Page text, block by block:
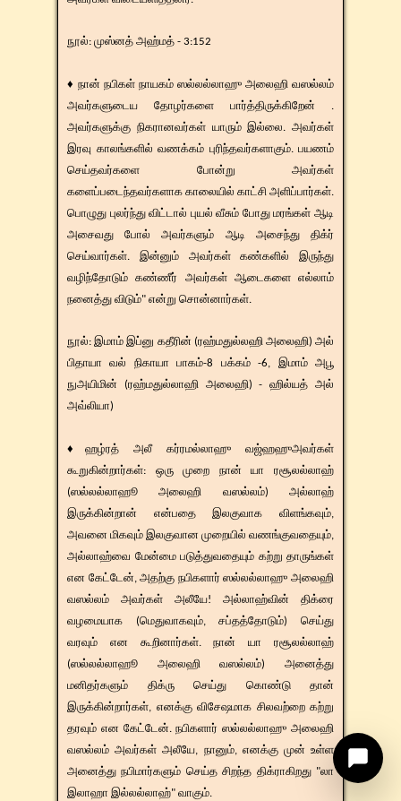
​​நூல்: முஸ்னத் அஹ்மத் - 3:152
♦ நான் நபிகள் நாயகம் ஸல்லல்லாஹு அலைஹி வஸல்லம்
அவர்களுடைய தோழர்களை பார்த்திருக்கிறேன் .
அவர்களுக்கு நிகரானவர்கள் யாரும் இல்லை. அவர்கள்
இரவு காலங்களில் வணக்கம் புரிந்தவர்களாகும். பயணம்
செய்தவர்களை போன்று அவர்கள்
களைப்படைந்தவர்களாக காலையில் காட்சி அளிப்பார்கள்.
பொழுது புலர்ந்து விட்டால் புயல் வீசும் போது மரங்கள் ஆடி
அசைவது போல் அவர்களும் ஆடி அசைந்து திக்ர்
செய்வார்கள். இன்னும் அவர்கள் கண்களில் இருந்து
வழிந்தோடும் கண்ணீர் அவர்கள் ஆடைகளை எல்லாம்
நனைத்து விடும்" என்று சொன்னார்கள்.
​​நூல்: இமாம் இப்னு கதீரின் (ரஹ்மதுல்லஹி அலைஹி) அல்
பிதாயா வல் நிகாயா பாகம்-8 பக்கம் -6, இமாம் அபூ
நுஅயிமின் (ரஹ்மதுல்லாஹி அலைஹி) - ஹில்யத் அல்
அவ்லியா)
♦ஹழ்ரத் அலீ கர்ரமல்லாஹு வஜ்ஹஹுஅவர்கள்
கூறுகின்றார்கள்: ஒரு முறை நான் யா ரசூலல்லாஹ்
(ஸல்லல்லாஹூ அலைஹி வஸல்லம்) அல்லாஹ்
இருக்கின்றான் என்பதை இலகுவாக விளங்கவும்,
அவனை மிகவும் இலகுவான முறையில் வணங்குவதையும்,
அல்லாஹ்வை மேன்மை படுத்துவதையும் கற்று தாருங்கள்
என கேட்டேன், அதற்கு நபிகளார் ஸல்லல்லாஹு அலைஹி
வஸல்லம் அவர்கள் அலீயே! அல்லாஹ்வின் திக்ரை
வழமையாக (மெதுவாகவும், சப்தத்தோடும்) செய்து
வரவும் என கூறினார்கள். நான் யா ரசூலல்லாஹ்
(ஸல்லல்லாஹூ அலைஹி வஸல்லம்) அனைத்து
மனிதர்களும் திக்ரு செய்து கொண்டு தான்
இருக்கின்றார்கள், எனக்கு விசேஷமாக சிலவற்றை கற்று
தரவும் என கேட்டேன். நபிகளார் ஸல்லல்லாஹு அலைஹி
வஸல்லம் அவர்கள் அலீயே, நானும், எனக்கு முன் உள்ள
அனைத்து நபிமார்களும் செய்த சிறந்த திக்ராகிறது "லா
இலாஹா இல்லல்லாஹ்" வாகும்.